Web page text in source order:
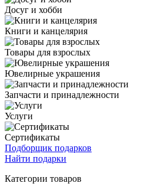
Досуг и хобби
Книги и канцелярия
Товары для взрослых
Ювелирные украшения
Запчасти и принадлежности
Услуги
Сертификаты
Подборщик подарков
Найти подарки
Категории товаров